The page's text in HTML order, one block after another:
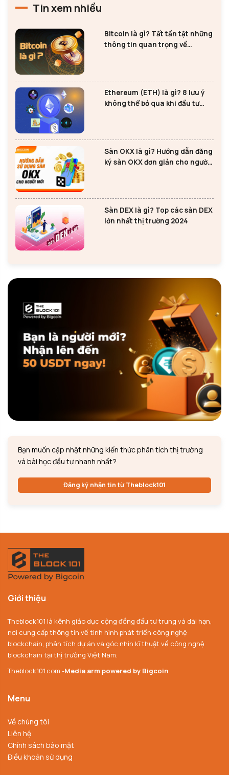
Tin xem nhiều
Bitcoin là gì? Tất tần tật những
thông tin quan trọng về
Ethereum (ETH) là gì? 8 lưu ý
không thể bỏ qua khi đầu tư
Sàn OKX là gì? Hướng dẫn đăng
ký sàn OKX đơn giản cho người
Sàn DEX là gì? Top các sàn DEX
lớn nhất thị trường 2024
Bạn muốn cập nhật những kiến thức phân tích thị trường
và bài học đầu tư nhanh nhất?
Đăng ký nhận tin từ Theblock101
Giới thiệu
Theblock101 là kênh giáo dục cộng đồng đầu tư trung và dài hạn,
nơi cung cấp thông tin về tình hình phát triển công nghệ
blockchain, phân tích dự án và góc nhìn kĩ thuật về công nghệ
blockchain tại thị trường Việt Nam.
Theblock101.com -Media arm powered by Bigcoin
Menu
Về chúng tôi
Liên hệ
Chính sách bảo mật
Điều khoản sử dụng